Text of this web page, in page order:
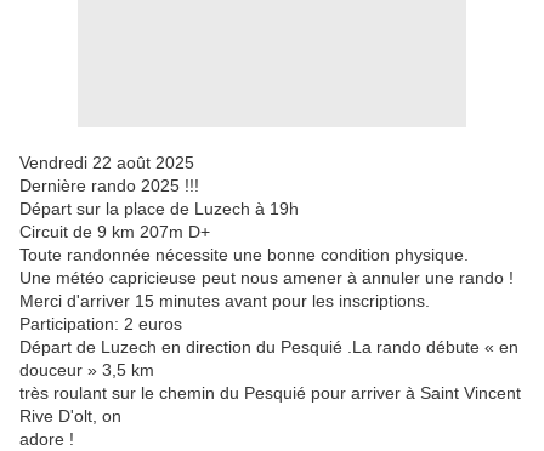
Vendredi 22 août 2025
Dernière rando 2025 !!!
Départ sur la place de Luzech à 19h
Circuit de 9 km 207m D+
Toute randonnée nécessite une bonne condition physique.
Une météo capricieuse peut nous amener à annuler une rando !
Merci d'arriver 15 minutes avant pour les inscriptions.
Participation: 2 euros
Départ de Luzech en direction du Pesquié .La rando débute « en
douceur » 3,5 km
très roulant sur le chemin du Pesquié pour arriver à Saint Vincent
Rive D'olt, on
adore !